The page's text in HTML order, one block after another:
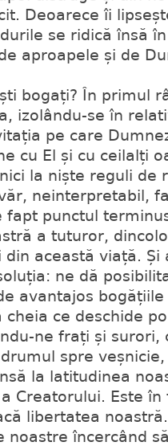
Deoarece îi
se ridică însă
aproapele și de
bogați? În primul
izolându-se în
pe care
cu El și cu ceilalți
la niște reguli de
neinterpretabil,
fapt punctul
a tuturor,
această viață. Și
ne dă
avantajos
cheia ce deschide
ne frați și surori,
spre
la latitudinea
Creatorului. Este în
libertatea
noastre încercând